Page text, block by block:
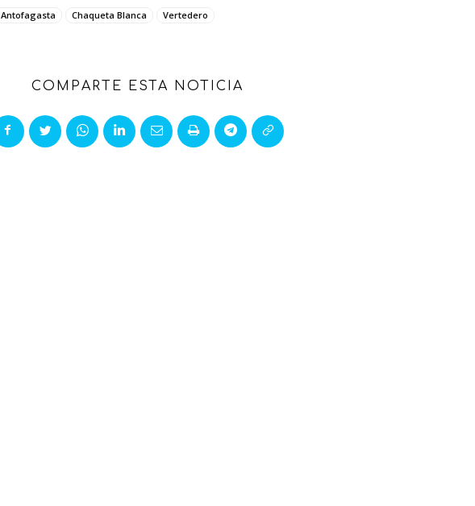
Antofagasta Chaqueta Blanca Vertedero
COMPARTE ESTA NOTICIA